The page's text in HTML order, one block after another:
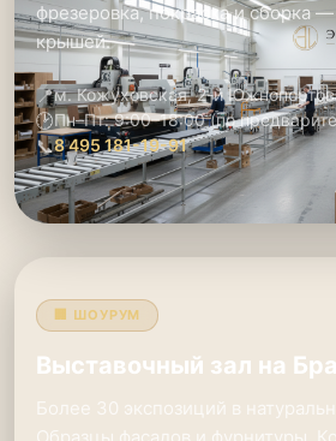
фрезеровка, покраска и сборка
крышей.
📍м. Кожуховская, 2-й
🕑Пн–Пт: 9:00–18:00 (по
📞8 495 181-19-91
🏢 ШОУРУМ
Выставочный зал на
Более 30 экспозиций в